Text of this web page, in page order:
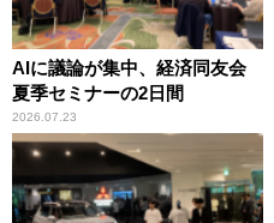
AIに議論が集中、経済同友会
夏季セミナーの2日間
2026.07.23